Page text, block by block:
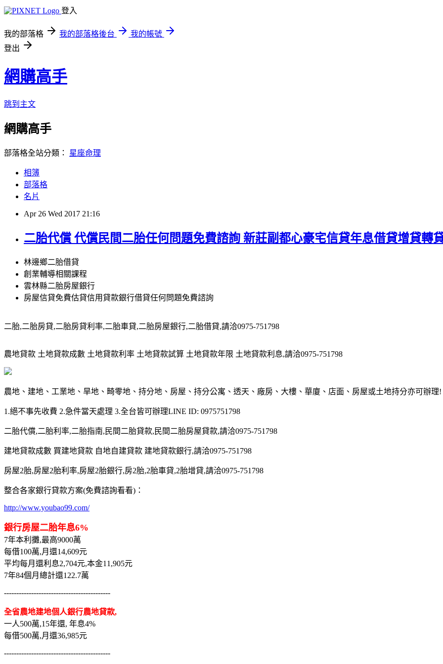
登入
我的部落格 我的部落格後台
我的帳號
登出
網購高手
跳到主文
網購高手
部落格全站分類： 星座命理
相簿
部落格
名片
Apr 26 Wed 2017 21:16
二胎代償 代償民間二胎任何問題免費諮詢 新莊副都心豪宅信貸年息借貸增貸轉
林邊鄉二胎借貸
創業輔導相關課程
雲林縣二胎房屋銀行
房屋信貸免費估貸信用貸款銀行借貸任何問題免費諮詢
二胎,二胎房貸,二胎房貸利率,二胎車貸,二胎房屋銀行,二胎借貸,請洽0975-751798
農地貸款 土地貸款成數 土地貸款利率 土地貸款試算 土地貸款年限 土地貸款利息,請洽0975-751798
農地、建地、工業地、旱地、畸零地、持分地、房屋、持分公寓、透天、廠房、大樓、華廈、店面、房屋或土地持分亦可辦理!
1.絕不事先收費 2.急件當天處理 3.全台皆可辦理LINE ID: 0975751798
二胎代償,二胎利率,二胎指南,民間二胎貸款,民間二胎房屋貸款,請洽0975-751798
建地貸款成數 買建地貸款 自地自建貸款 建地貸款銀行,請洽0975-751798
房屋2胎,房屋2胎利率,房屋2胎銀行,房2胎,2胎車貸,2胎增貸,請洽0975-751798
整合各家銀行貸款方案(免費諮詢看看)：
http://www.youbao99.com/
銀行房屋二胎年息6%
7年本利攤,最高9000萬
每借100萬,月還14,609元
平均每月還利息2,704元,本金11,905元
7年84個月總計還122.7萬
-------------------------------------------
全省農地建地個人銀行農地貸款,
一人500萬,15年還, 年息4%
每借500萬,月還36,985元
-------------------------------------------